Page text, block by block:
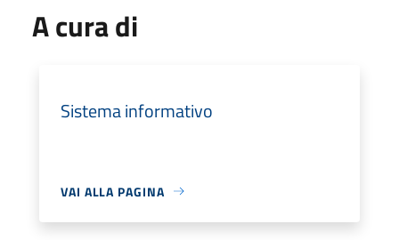
A cura di
Sistema informativo
VAI ALLA PAGINA